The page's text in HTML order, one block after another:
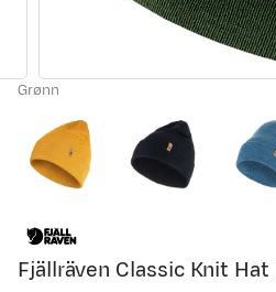
Grønn
Fjällräven Classic Knit